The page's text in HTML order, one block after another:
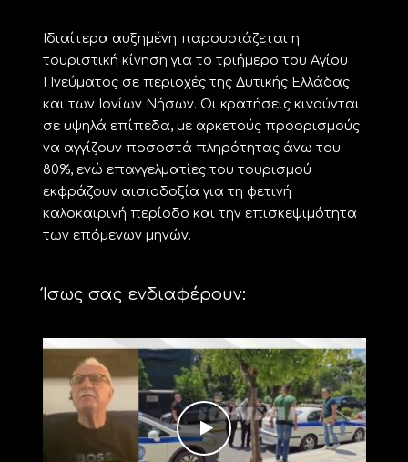
Ιδιαίτερα αυξημένη παρουσιάζεται η
τουριστική κίνηση για το τριήμερο του Αγίου
Πνεύματος σε περιοχές της Δυτικής Ελλάδας
και των Ιονίων Νήσων. Οι κρατήσεις κινούνται
σε υψηλά επίπεδα, με αρκετούς προορισμούς
να αγγίζουν ποσοστά πληρότητας άνω του
80%, ενώ επαγγελματίες του τουρισμού
εκφράζουν αισιοδοξία για τη φετινή
καλοκαιρινή περίοδο και την επισκεψιμότητα
των επόμενων μηνών.
Ίσως σας ενδιαφέρουν: